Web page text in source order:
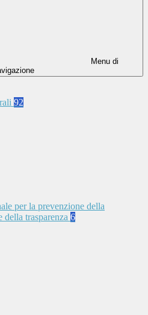
Menu di
92
per la prevenzione della
della trasparenza 6